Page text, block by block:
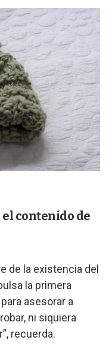
el contenido de
de la existencia del
la primera
para asesorar a
ni siquiera
recuerda.